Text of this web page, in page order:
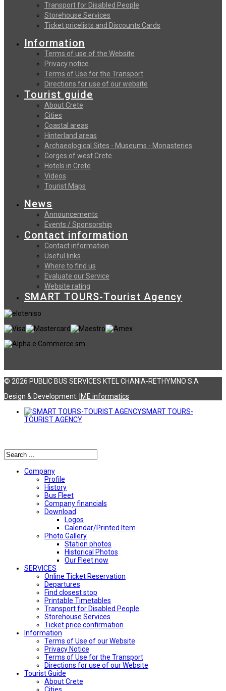
Transport for Disabled People
Storehouse Services
Ticket pricelists and Discounts Cards
Information
Terms of use of the Website
Privacy notice
Terms of Use for the Transport
Directions for use of our website
Tourist guide
About Crete
Cities
Coastal areas
Hinterland areas
Archaeological Sites - Museums - Monasteries
Gorges of west Crete
Hotels in Crete
Videos
Tourist Maps
News
Announcements
Events / Sponsorship
Contact information
Contact information
Useful links
Where to find us
Evaluate our Service
Website rating
SMART TOURS-Tourist Agency
© 2026 PUBLIC BUS SERVICES KTEL CHANIA-RETHYMNO S.A
Design & Development: ΙΜΕ informatics
SMART TOURS-
TOURIST AGENCY
Company
Profile
History
Bus Fleet
Company financials
Download
Logos
Calendar/Printed Item
Photo Gallery
Station photos
Historical Photos
Our Fleet now
SERVICES
Online Ticket Reservation
Departures
Find closest stop
Printable Timetables
Transport for Disabled People
Storehouse Services
Ticket price confirmation
Ιnformation
Terms of Use of our Website
Privacy Notice
Terms of Use for the Transport
Directions for use of our Website
Tourist Guide
About Crete
Cities